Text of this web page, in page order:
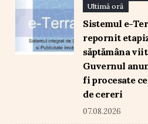
Ultimă oră
Sistemul e-
repornit
săptămâna
Guvernul
fi procesate
de cereri
07.08.2026